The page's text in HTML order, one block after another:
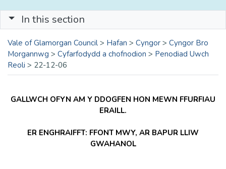
In this section
Vale of Glamorgan Council > Hafan > Cyngor > Cyngor Bro
Morgannwg > Cyfarfodydd a chofnodion > Penodiad Uwch
Reoli > 22-12-06
GALLWCH OFYN AM Y DDOGFEN HON MEWN FFURFIAU
ERAILL.
ER ENGHRAIFFT: FFONT MWY, AR BAPUR LLIW
GWAHANOL